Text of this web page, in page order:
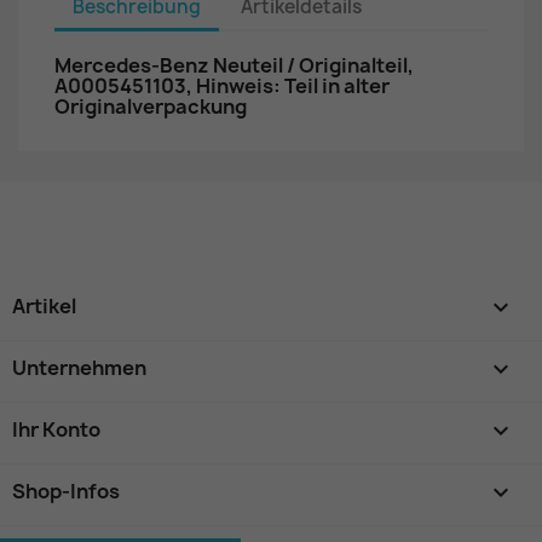
Beschreibung Artikeldetails
Mercedes-Benz Neuteil / Originalteil,
A0005451103, Hinweis: Teil in alter
Originalverpackung
Artikel 
Unternehmen 
Ihr Konto 
Shop-Infos keyboard_arrow_down